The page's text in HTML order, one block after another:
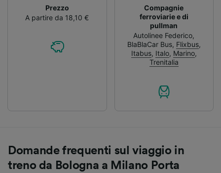
Prezzo
A partire da 18,10 €
Compagnie
ferroviarie e di
pullman
Autolinee Federico,
BlaBlaCar Bus, Flixbus,
Itabus, Italo, Marino,
Trenitalia
Domande frequenti sul viaggio in
treno da Bologna a Milano Porta